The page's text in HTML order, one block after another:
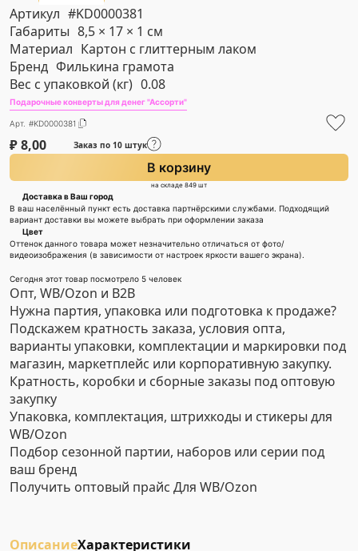
Артикул #KD0000381
Габариты 8,5 × 17 × 1 см
Материал Картон с глиттерным лаком
Бренд Филькина грамота
Вес с упаковкой (кг) 0.08
Подарочные конверты для денег "Ассорти"
Арт. #KD0000381
₽8,00 Заказ по 10 штук
В корзину
на складе 849 шт
Доставка в Ваш город
В ваш населённый пункт есть доставка партнёрскими службами. Подходящий
вариант доставки вы можете выбрать при оформлении заказа
Цвет
Оттенок данного товара может незначительно отличаться от фото/
видеоизображения (в зависимости от настроек яркости вашего экрана).
Сегодня этот товар посмотрело 5 человек
Опт, WB/Ozon и B2B
Нужна партия, упаковка или подготовка к продаже?
Подскажем кратность заказа, условия опта,
варианты упаковки, комплектации и маркировки под
магазин, маркетплейс или корпоративную закупку.
Кратность, коробки и сборные заказы под оптовую
закупку
Упаковка, комплектация, штрихкоды и стикеры для
WB/Ozon
Подбор сезонной партии, наборов или серии под
ваш бренд
Получить оптовый прайс Для WB/Ozon
ОписаниеХарактеристики